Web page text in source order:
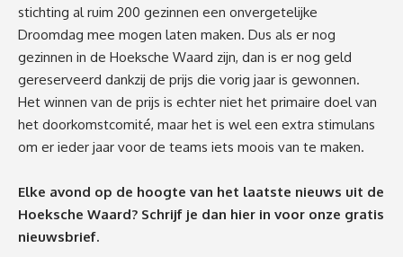
stichting al ruim 200 gezinnen een onvergetelijke
Droomdag mee mogen laten maken. Dus als er nog
gezinnen in de Hoeksche Waard zijn, dan is er nog geld
gereserveerd dankzij de prijs die vorig jaar is gewonnen.
Het winnen van de prijs is echter niet het primaire doel van
het doorkomstcomité, maar het is wel een extra stimulans
om er ieder jaar voor de teams iets moois van te maken.
Elke avond op de hoogte van het laatste nieuws uit de
Hoeksche Waard? Schrijf je dan hier in voor onze gratis
nieuwsbrief.